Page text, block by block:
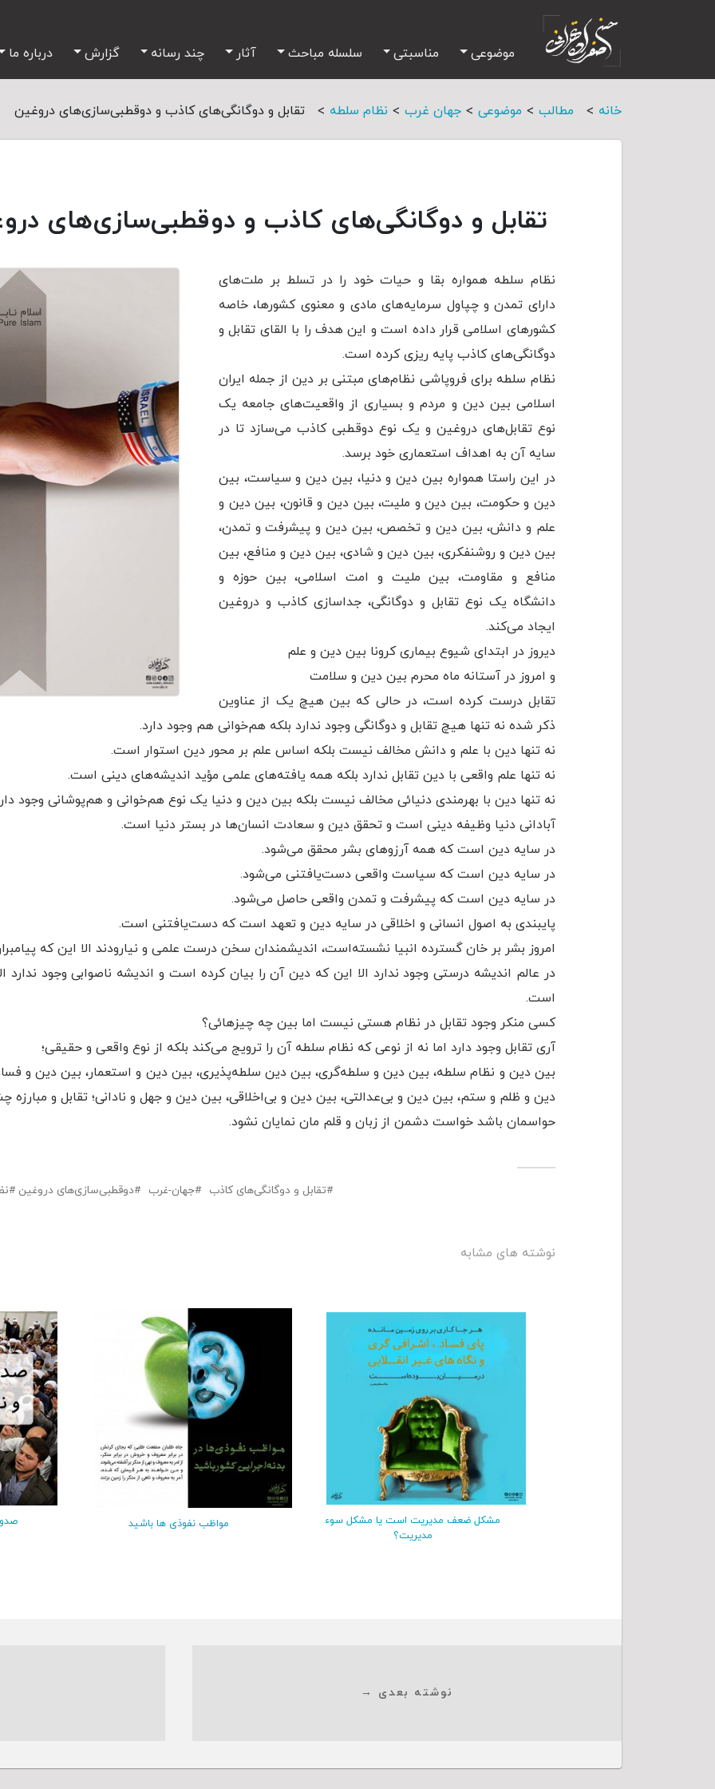
موضوعی مناسبتی سلسله مباحث آثار چند رسانه گزارش درباره ما
خانه > مطالب > موضوعی > جهان غرب > نظام سلطه > تقابل‌ و دوگانگی‌های کاذب و دوقطبی‌سازی‌های دروغین
تقابل‌ و دوگانگی‌های کاذب و دوقطبی‌سازی‌های
نظام سلطه همواره بقا و حیات خود را در تسلط بر ملت‌های
دارای تمدن و چپاول سرمایه‌های مادی و معنوی کشورها، خاصه
کشورهای اسلامی قرار داده است و این هدف را با القای تقابل‌ و
دوگانگی‌های کاذب پایه ریزی کرده است.
نظام سلطه برای فروپاشی نظام‌های مبتنی بر دین از جمله ایران
اسلامی بین دین و مردم و بسیاری از واقعیت‌های جامعه یک
نوع تقابل‌های دروغین و یک نوع دوقطبی‌ کاذب می‌سازد تا در
سایه آن به اهداف استعماری خود برسد.
در این راستا همواره بین دین و دنیا، بین دین و سیاست، بین
دین و حکومت، بین دین و ملیت، بین دین و قانون، بین دین و
علم و دانش، بین دین و تخصص، بین دین و پیشرفت و تمدن،
بین دین و روشنفکری، بین دین و شادی، بین دین و منافع، بین
منافع و مقاومت، بین ملیت و امت اسلامی، بین حوزه و
دانشگاه یک نوع تقابل و دوگانگی، جداسازی کاذب و دروغین
ایجاد می‌کند.
دیروز در ابتدای شیوع بیماری کرونا بین دین و علم
و امروز در آستانه ماه محرم بین دین و سلامت
تقابل درست کرده است، در حالی که بین هیچ یک از عناوین
ذکر شده نه تنها هیچ تقابل و دوگانگی وجود ندارد بلکه هم‌خوانی هم وجود دارد.
نه تنها دین با علم و دانش مخالف نیست بلکه اساس علم بر محور دین استوار است.
نه تنها علم واقعی با دین تقابل ندارد بلکه همه یافته‌های علمی مؤید اندیشه‌های دینی است.
نه تنها دین با بهرمندی دنیائی مخالف نیست بلکه بین دین و دنیا یک نوع هم‌خوانی و هم‌پوشانی وجود
آبادانی دنیا وظیفه دینی است و تحقق دین و سعادت انسان‌ها در بستر دنیا است.
در سایه دین است که همه آرزوهای بشر محقق می‌شود.
در سایه دین است که سیاست واقعی دست‌یافتنی می‌شود.
در سایه دین است که پیشرفت و تمدن واقعی حاصل می‌شود.
پایبندی به اصول انسانی و اخلاقی در سایه دین و تعهد است که دست‌یافتنی است.
امروز بشر بر خان گسترده انبیا نشسته‌است، اندیشمندان سخن درست علمی و نیارودند الا این که
در عالم اندیشه درستی وجود ندارد الا این که دین آن را بیان کرده است و اندیشه ناصوابی وجود ندارد
است.
کسی منکر وجود تقابل در نظام هستی نیست اما بین چه چیزهائی؟
آری تقابل وجود دارد اما نه از نوعی که نظام سلطه آن را ترویج می‌کند بلکه از نوع واقعی و حقیقی؛
بین دین و نظام سلطه، بین دین و سلطه‌گری، بین دین سلطه‌پذیری، بین دین و استعمار، بین دین و
دین و ظلم و ستم، بین دین و بی‌عدالتی، بین دین و بی‌اخلاقی، بین دین و جهل و نادانی؛ تقابل و مبارزه
حواسمان باشد خواست دشمن از زبان و قلم مان نمایان نشود.
تقابل‌ و دوگانگی‌های کاذب جهان-غرب دوقطبی‌سازی‌های دروغین
نوشته های مشابه
مشکل ضعف مدیریت است یا مشکل سوء
مدیریت؟
مواظب نفوذی‌ ها باشید
نوشته بعدی →